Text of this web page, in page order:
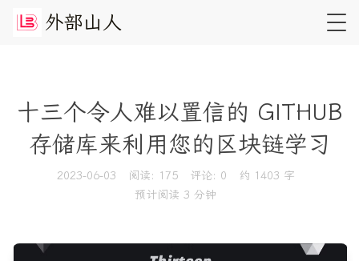
外部山 人
十三个令人难以置信的 GITHUB
存储库来利用您的区块链学习
2023-06-03 阅读: 175 评论: 0
约 1403 字
预计阅读 3 分钟